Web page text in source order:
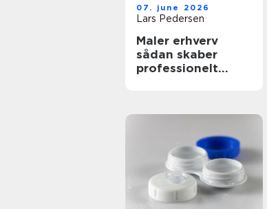
07. june 2026
Lars Pedersen
Maler erhverv
sådan skaber
professionelt